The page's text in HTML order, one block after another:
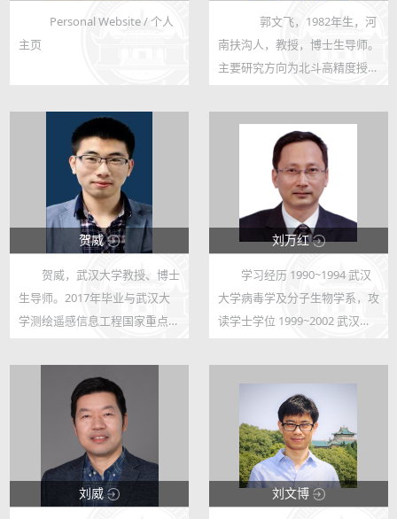
123
Personal Website / 个人
主页
123
73
郭文飞，1982年生，河
南扶沟人，教授，博士生导师。
主要研究方向为北斗高精度授
航，以及相关的通信与信号处理
等。主持或参与国家自然科学基
金、国家重点研发计划、中国第
贺威
123
364
贺威，武汉大学教授、博士
生导师。2017年毕业与武汉大
学测绘遥感信息工程国家重点实
学习、遥感图像处理与应用的研
究。已发表 Proceedings of the
IEEE/Nature
Communications/IEEE T...
刘万红
123
8
学习经历 1990~1994 武汉
大学病毒学及分子生物学系，攻
读学士学位 1999~2002 武汉大
2002~2005 武汉大学生命科学
2007~2008 新加坡国立大学医
学院及Temasek Life ...
刘威 刘文博